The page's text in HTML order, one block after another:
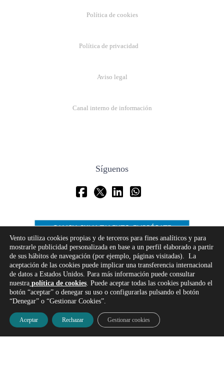
Política de cookies
Política de privacidad
Aviso legal
Canal interno de información
Síguenos
Vento utiliza cookies propias y de terceros para fines analíticos y para
mostrarle publicidad personalizada en base a un perfil elaborado a partir
de sus hábitos de navegación (por ejemplo, páginas visitadas). La
aceptación de las cookies puede implicar una transferencia internacional
de datos a Estados Unidos. Para más información puede consultar
nuestra política de cookies. Puede aceptar todas las cookies pulsando el
botón “aceptar” o denegar su uso o configurarlas pulsando el botón
“Denegar” o “Gestionar Cookies”.
Aceptar Rechazar Gestionar cookies